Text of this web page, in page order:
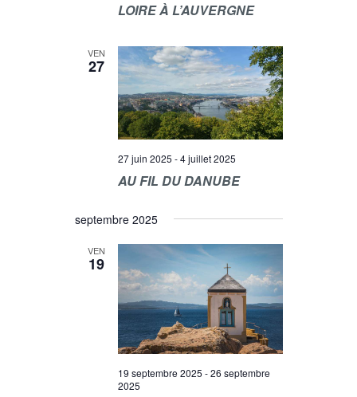
LOIRE À L’AUVERGNE
VEN
27
27 juin 2025 -4 juillet 2025
AU FIL DU DANUBE
septembre 2025
VEN
19
19 septembre 2025 -26 septembre
2025